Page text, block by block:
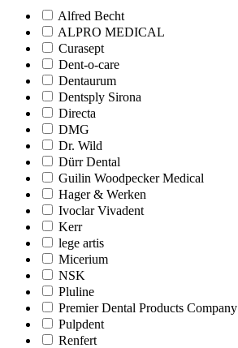
Alfred Becht
ALPRO MEDICAL
Curasept
Dent-o-care
Dentaurum
Dentsply Sirona
Directa
DMG
Dr. Wild
Dürr Dental
Guilin Woodpecker Medical
Hager & Werken
Ivoclar Vivadent
Kerr
lege artis
Micerium
NSK
Pluline
Premier Dental Products Company
Pulpdent
Renfert